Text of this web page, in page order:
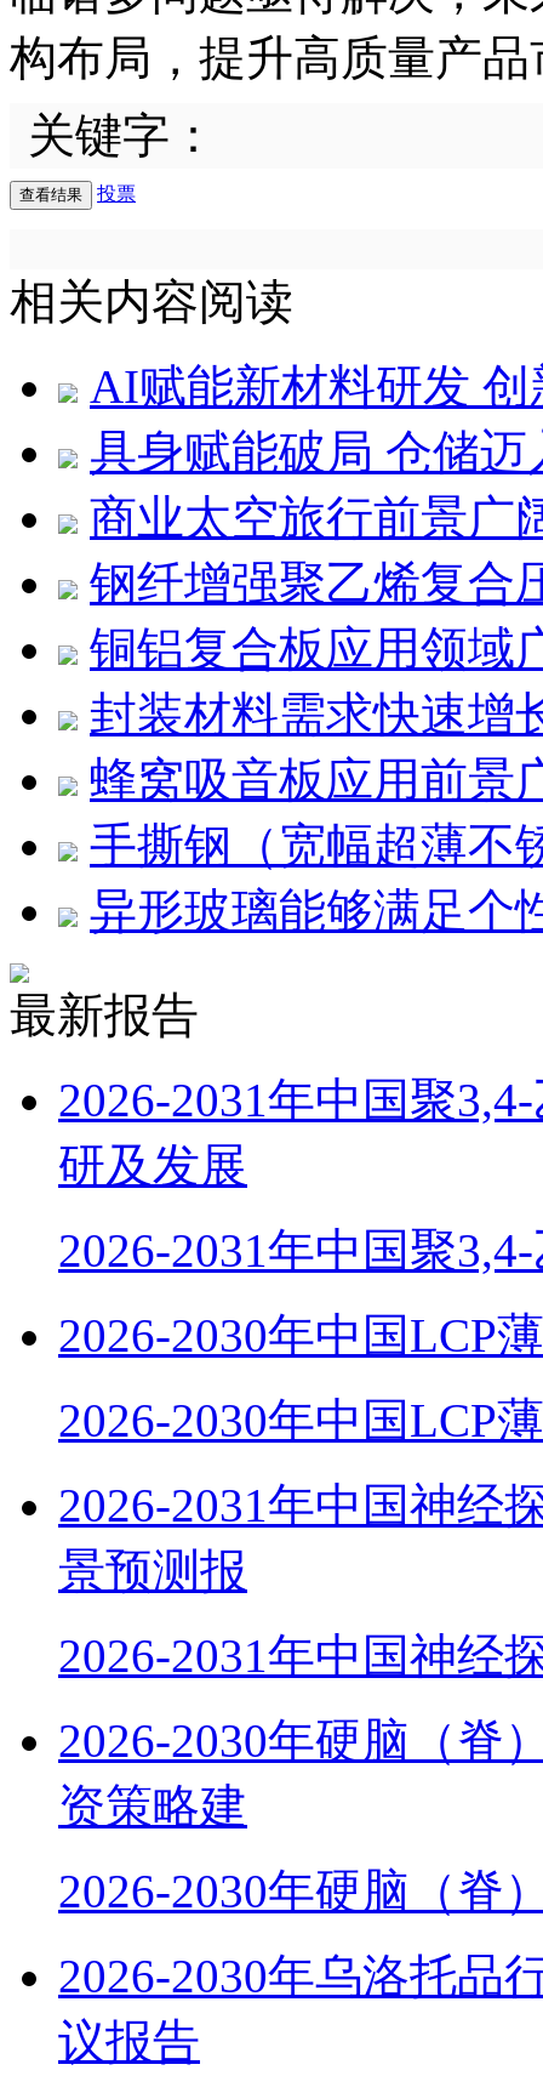
构布局，提升高质量产
关键字：
投票
相关内容阅读
AI赋能新材料研发
具身赋能破局 仓储
商业太空旅行前景广
钢纤增强聚乙烯复合
铜铝复合板应用领域
封装材料需求快速增
蜂窝吸音板应用前景
手撕钢（宽幅超薄不
异形玻璃能够满足个
最新报告
2026-2031年中国聚
研及发展
2026-2031年中国聚
2026-2030年中国LCP
2026-2030年中国LCP
2026-2031年中国神经
景预测报
2026-2031年中国神经
2026-2030年硬脑（脊
资策略建
2026-2030年硬脑（脊
2026-2030年乌洛托品
议报告